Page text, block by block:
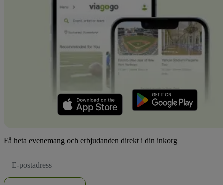
Få heta evenemang och erbjudanden direkt i din inkorg
postadress